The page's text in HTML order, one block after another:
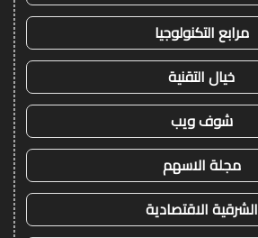
مرابع التكنولوجيا
خيال التقنية
شوف ويب
مجلة الاسهم
الشرقية الاقتصادية